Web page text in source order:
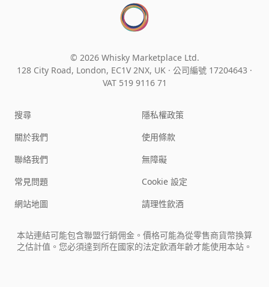
© 2026 Whisky Marketplace Ltd.
128 City Road, London, EC1V 2NX, UK · 公司編號 17204643 ·
VAT 519 9116 71
搜尋
關於我們
聯絡我們
常見問題
網站地圖
隱私權政策
使用條款
無障礙
Cookie 設定
請理性飲酒
本站連結可能包含聯盟行銷佣金。價格可能為從零售商貨幣換算
之估計值。您必須達到所在國家的法定飲酒年齡才能使用本站。